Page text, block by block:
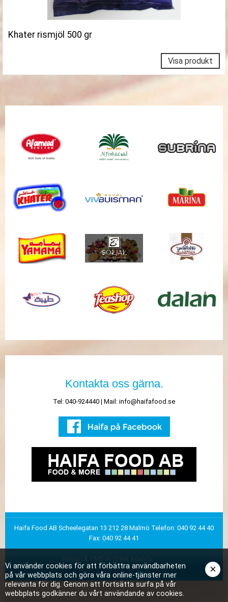
Vi använder cookies för att förbättra användbarheten
på vår webbplats och göra våra online-tjänster mer
relevanta för dig. Genom att fortsätta surfa på vår
webbplats godkänner du vårt användande av cookies.
×
Khater rismjöl 500 gr
Visa produkt
Kontakta oss gärna.
Tel: 040-924440 | Mail: info@haifafood.se
Haifa Food AB Scheelegatan 13 212 28 Malmö Telefon: 040 92 44 40
Fax: 040 92 44 41
Design & CMS av Great Agency